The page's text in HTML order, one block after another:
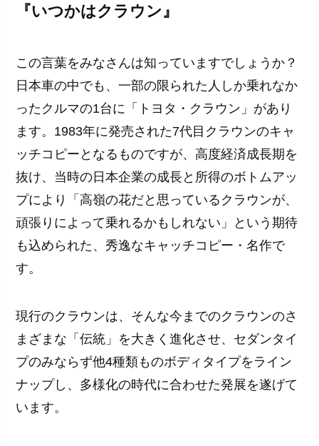
『いつかはクラウン』
この言葉をみなさんは知っていますでしょうか？
日本車の中でも、一部の限られた人しか乗れなか
ったクルマの1台に「トヨタ・クラウン」があり
ます。1983年に発売された7代目クラウンのキャ
ッチコピーとなるものですが、高度経済成長期を
抜け、当時の日本企業の成長と所得のボトムアッ
プにより「高嶺の花だと思っているクラウンが、
頑張りによって乗れるかもしれない」という期待
も込められた、秀逸なキャッチコピー・名作で
す。
現行のクラウンは、そんな今までのクラウンのさ
まざまな「伝統」を大きく進化させ、セダンタイ
プのみならず他4種類ものボディタイプをライン
ナップし、多様化の時代に合わせた発展を遂げて
います。